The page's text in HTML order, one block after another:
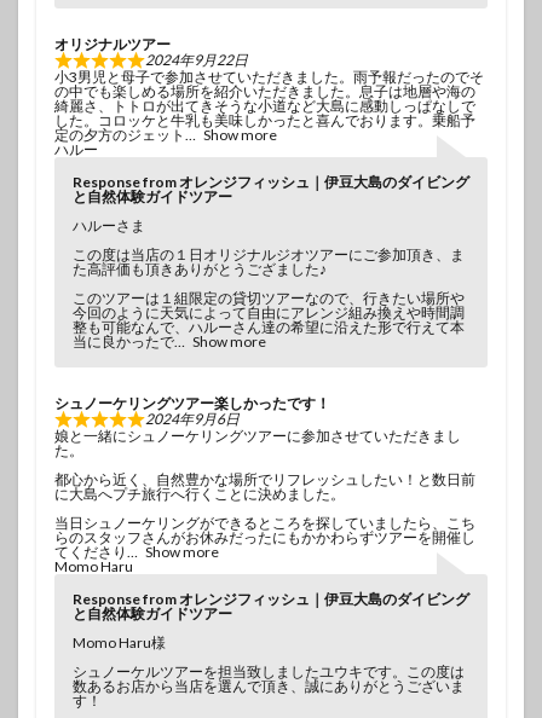
オリジナルツアー
2024年9月22日
小3男児と母子で参加させていただきました。雨予報だったのでそ
の中でも楽しめる場所を紹介いただきました。息子は地層や海の
綺麗さ、トトロが出てきそうな小道など大島に感動しっぱなしで
した。コロッケと牛乳も美味しかったと喜んでおります。乗船予
定の夕方のジェット
Show more
ハルー
Response from オレンジフィッシュ｜伊豆大島のダイビング
と自然体験ガイドツアー
ハルーさま
この度は当店の１日オリジナルジオツアーにご参加頂き、ま
た高評価も頂きありがとうござました♪
このツアーは１組限定の貸切ツアーなので、行きたい場所や
今回のように天気によって自由にアレンジ組み換えや時間調
整も可能なんで、ハルーさん達の希望に沿えた形で行えて本
当に良かったで
Show more
シュノーケリングツアー楽しかったです！
2024年9月6日
娘と一緒にシュノーケリングツアーに参加させていただきまし
た。
都心から近く、自然豊かな場所でリフレッシュしたい！と数日前
に大島へプチ旅行へ行くことに決めました。
当日シュノーケリングができるところを探していましたら、こち
らのスタッフさんがお休みだったにもかかわらずツアーを開催し
てくださり
Show more
Momo Haru
Response from オレンジフィッシュ｜伊豆大島のダイビング
と自然体験ガイドツアー
Momo Haru様
シュノーケルツアーを担当致しましたユウキです。この度は
数あるお店から当店を選んで頂き、誠にありがとうございま
す！